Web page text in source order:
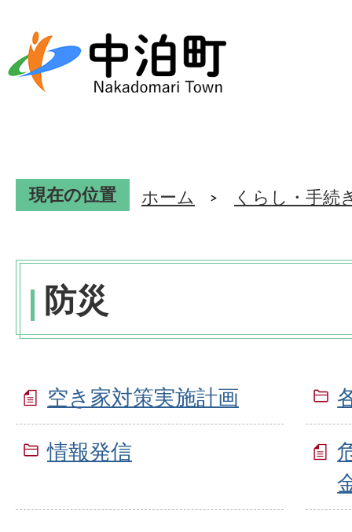
現在の位置 ホーム くらし・手続
防災
空き家対策実施計画
情報発信